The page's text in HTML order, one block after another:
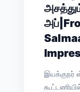
இயக்குநர்